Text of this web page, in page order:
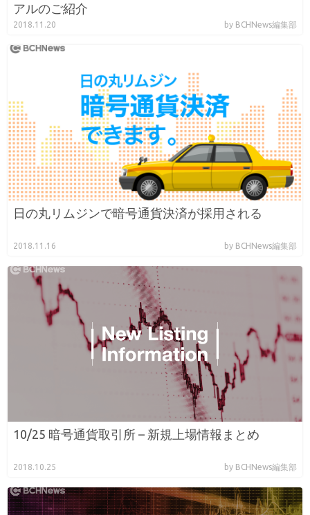
アルのご紹介
2018.11.20 by BCHNews編集部
日の丸リムジンで暗号通貨決済が採用される
2018.11.16 by BCHNews編集部
10/25 暗号通貨取引所 – 新規上場情報まとめ
2018.10.25 by BCHNews編集部